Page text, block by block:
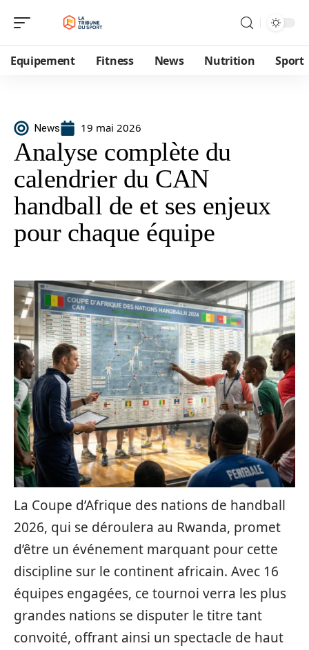
Equipement Fitness News Nutrition Sport
News 19 mai 2026
Analyse complète du
calendrier du CAN
handball de et ses enjeux
pour chaque équipe
La Coupe d’Afrique des nations de handball
2026, qui se déroulera au Rwanda, promet
d’être un événement marquant pour cette
discipline sur le continent africain. Avec 16
équipes engagées, ce tournoi verra les plus
grandes nations se disputer le titre tant
convoité, offrant ainsi un spectacle de haut